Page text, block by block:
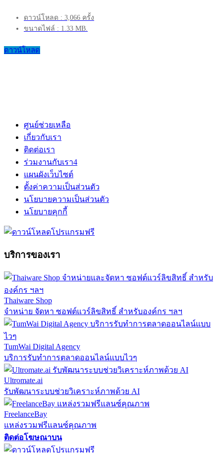
ดาวน์โหลด : 3,066 ครั้ง
ขนาดไฟล์ : 1.33 MB.
ดาวน์โหลด
ศูนย์ช่วยเหลือ
เกี่ยวกับเรา
ติดต่อเรา
ร่วมงานกับเรา4
แผนผังเว็บไซต์
ตั้งค่าความเป็นส่วนตัว
นโยบายความเป็นส่วนตัว
นโยบายคุกกี้
บริการของเรา
Thaiware Shop
จำหน่าย จัดหา ซอฟต์แวร์ลิขสิทธิ์ สำหรับองค์กร ฯลฯ
TumWai Digital Agency
บริการรับทำการตลาดออนไลน์แบบไวๆ
Ultromate.ai
รับพัฒนาระบบช่วยวิเคราะห์ภาพด้วย AI
FreelanceBay
แหล่งรวมฟรีแลนซ์คุณภาพ
ติดต่อโฆษณาบน